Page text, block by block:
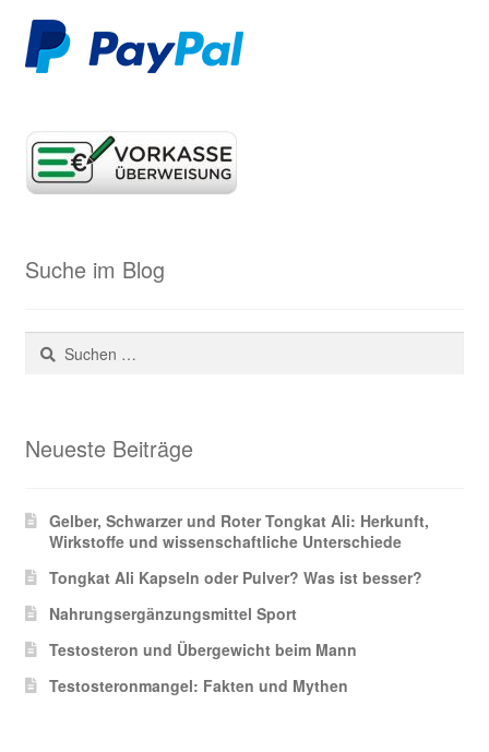
Suche im Blog
Suchen
nach:
Neueste Beiträge
Gelber, Schwarzer und Roter Tongkat Ali: Herkunft,
Wirkstoffe und wissenschaftliche Unterschiede
Tongkat Ali Kapseln oder Pulver? Was ist besser?
Nahrungsergänzungsmittel Sport
Testosteron und Übergewicht beim Mann
Testosteronmangel: Fakten und Mythen